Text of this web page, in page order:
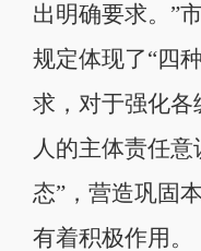
出明确要求。”
规定体现了“四
求，对于强化
人的主体责任
态”，营造巩固
有着积极作用。